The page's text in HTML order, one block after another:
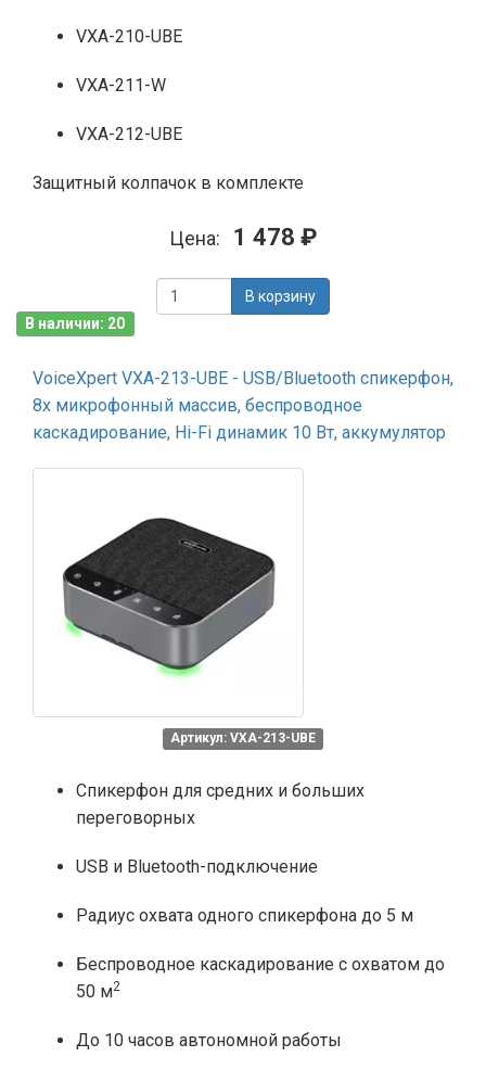
VXA-210-UBE
VXA-211-W
VXA-212-UBE
Защитный колпачок в комплекте
Цена: 1 478 ₽
В корзину
В наличии: 20
VoiceXpert VXA-213-UBE - USB/Bluetooth cпикерфон,
8х микрофонный массив, беспроводное
каскадирование, Hi-Fi динамик 10 Вт, аккумулятор
Артикул: VXA-213-UBE
Спикерфон для средних и больших
переговорных
USB и Bluetooth-подключение
Радиус охвата одного спикерфона до 5 м
Беспроводное каскадирование с охватом до
50 м2
До 10 часов автономной работы